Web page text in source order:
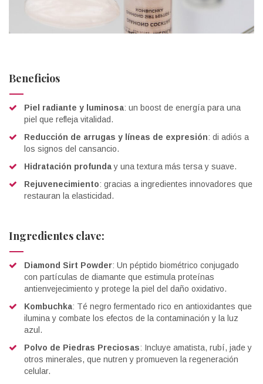
Beneficios
Piel radiante y luminosa: un boost de energía para una
piel que refleja vitalidad.
Reducción de arrugas y líneas de expresión: di adiós a
los signos del cansancio.
Hidratación profunday una textura más tersa y suave.
Rejuvenecimiento: gracias a ingredientes innovadores que
restauran la elasticidad.
Ingredientes clave:
Diamond Sirt Powder: Un péptido biométrico conjugado
con partículas de diamante que estimula proteínas
antienvejecimiento y protege la piel del daño oxidativo​.
Kombuchka: Té negro fermentado rico en antioxidantes que
ilumina y combate los efectos de la contaminación y la luz
azul.
Polvo de Piedras Preciosas: Incluye amatista, rubí, jade y
otros minerales, que nutren y promueven la regeneración
celular.